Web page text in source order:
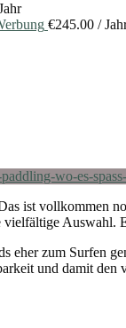
€245.00 /
ist vollkommen
Auswahl.
eher zum Surfen
und damit den